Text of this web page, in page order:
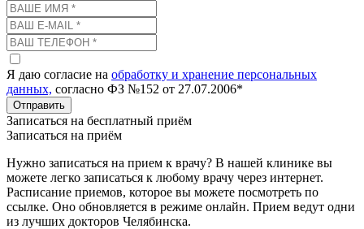
Я даю согласие на обработку и хранение персональных
данных, согласно ФЗ №152 от 27.07.2006*
Отправить
Записаться на бесплатный приём
Записаться на приём
Нужно записаться на прием к врачу? В нашей клинике вы
можете легко записаться к любому врачу через интернет.
Расписание приемов, которое вы можете посмотреть по
ссылке. Оно обновляется в режиме онлайн. Прием ведут одни
из лучших докторов Челябинска.